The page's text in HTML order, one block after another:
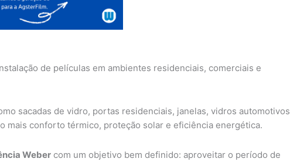
de películas em ambientes residenciais, comerciais e
sacadas de vidro, portas residenciais, janelas, vidros automotivos
mais conforto térmico, proteção solar e eficiência energética.
Weber com um objetivo bem definido: aproveitar o período de